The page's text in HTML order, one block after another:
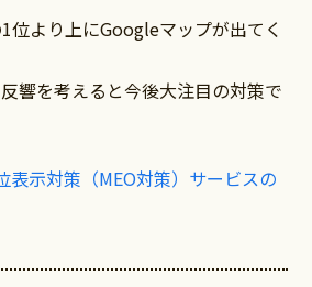
位より上にGoogleマップが出てく
響を考えると今後大注目の対策で
表示対策（MEO対策）サービスの